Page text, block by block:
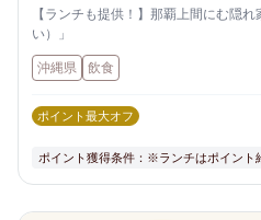
【ランチも提供！】那覇上間にむ隠
い）」
沖縄県 飲食
ポイント最大オフ
ポイント獲得条件：※ランチはポイント